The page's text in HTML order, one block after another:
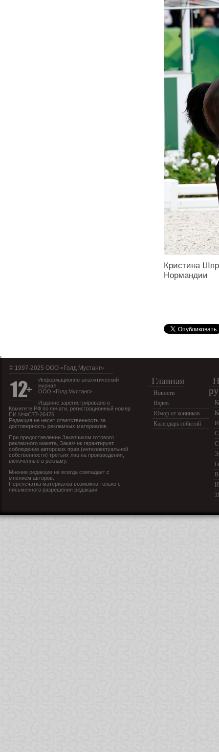
Кристина
Нормандии
© 1997-2025 OOO «Голд Мустанг»
Информационно-аналитический
журнал
ООО «Голд Мустанг»
Издание зарегистрировано в
Комитете РФ по печати, регистрационный номер
ПИ №ФС77-26476.
Редакция не несет ответственность за
достоверность рекламных материалов.
При предоставлении Заказчиком готового
рекламного макета, Заказчик гарантирует
соблюдение авторских прав (интеллектуальной
собственности) третьих лиц на произведения,
включенные в рекламу.
Мнение редакции не всегда совпадает с
мнением авторов.
Перепечатка материалов возможна только с
письменного разрешения редакции.
Главная
Новости
Видео
Юмор от конников
Календарь событий